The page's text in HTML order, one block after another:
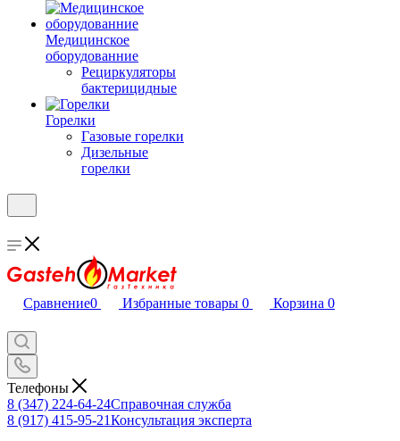
Медицинское
оборудованние
Рециркуляторы
бактерицидные
Горелки
Газовые горелки
Дизельные
горелки
Сравнение0 Избранные товары 0 Корзина 0
Телефоны
8 (347) 224-64-24Справочная служба
8 (917) 415-95-21Консультация эксперта